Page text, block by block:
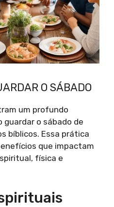
O SÁBADO
um profundo
guardar o sábado de
bíblicos. Essa prática
que impactam
física e